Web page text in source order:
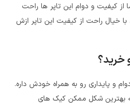
از کیفیت و دوام این تاپر ها راحت
با خیال راحت از کیفیت این تاپر ازش
خرید؟
و پایداری رو به همراه خودش داره.
به بهترین شکل ممکن کیک های